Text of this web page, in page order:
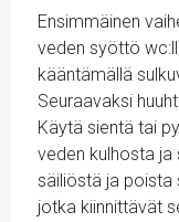
Ensimmäinen
veden syöttö
kääntämällä
Seuraavaksi
Käytä sientä tai
veden kulhosta
säiliöstä ja poista
jotka kiinnittävät